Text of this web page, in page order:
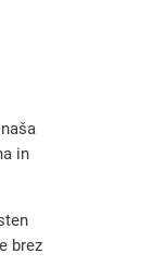
in
brez